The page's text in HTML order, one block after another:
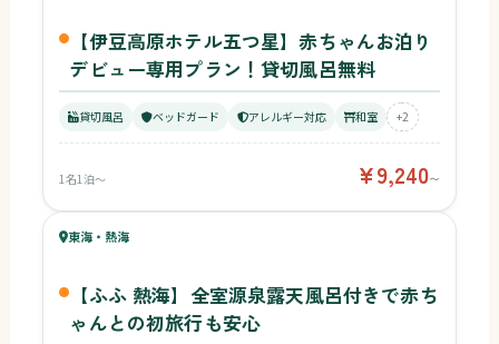
【伊豆高原ホテル五つ星】赤ちゃんお泊り
デビュー専用プラン！貸切風呂無料
貸切風呂 ベッドガード アレルギー対応 和室 +2
1名1泊〜 ¥9,240〜
61ベビー
56キッズ
東海・熱海
【ふふ 熱海】全室源泉露天風呂付きで赤ち
ゃんとの初旅行も安心